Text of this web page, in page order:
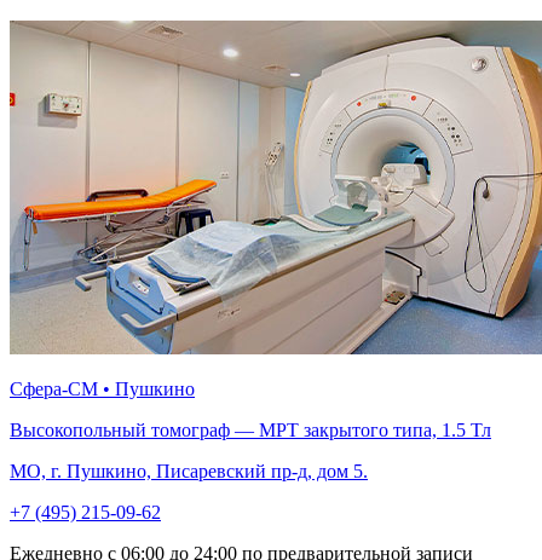
Сфера-СМ • Пушкино
Высокопольный томограф — МРТ закрытого типа, 1.5 Тл
МО, г. Пушкино, Писаревский пр-д, дом 5.
+7 (495) 215-09-62
Ежедневно с 06:00 до 24:00 по предварительной записи